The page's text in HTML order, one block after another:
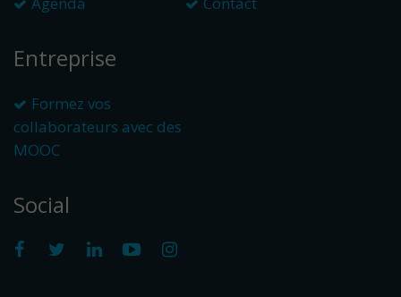
Entreprise
Formez vos
collaborateurs avec des
MOOC
Social